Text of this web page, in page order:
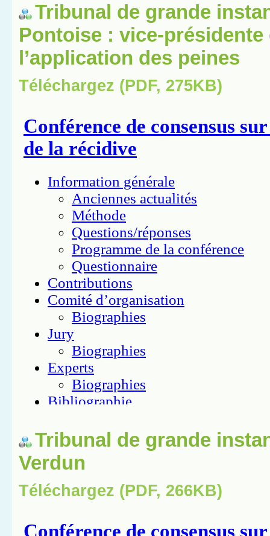
Tribunal de grande
Pontoise : vice-présidente
l’application des peines
Téléchargez (PDF, 275KB)
Tribunal de grande
Verdun
Téléchargez (PDF, 266KB)